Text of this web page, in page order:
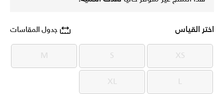
اختر القياس جدول المقاسات
XS
XS
S
S
M
M
L
L
XL
XL